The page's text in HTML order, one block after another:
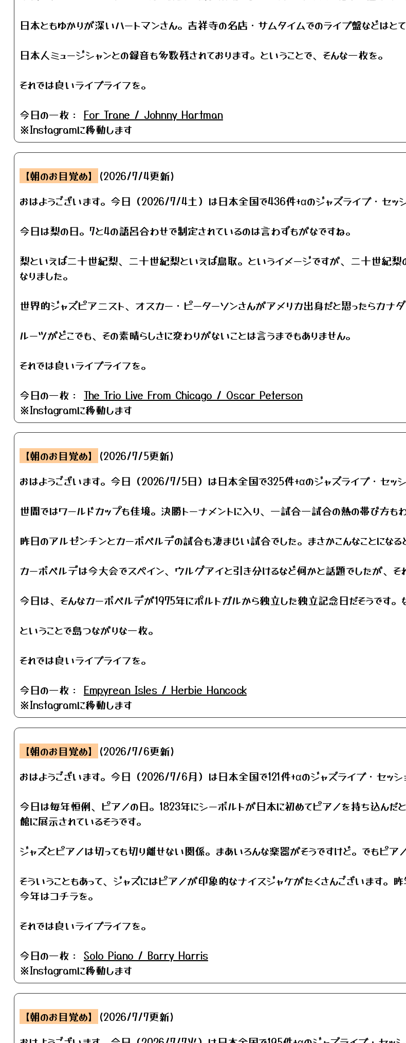
日本ともゆかりが深いハートマンさん。吉祥寺の名店・サムタイムでのライブ盤などはと
日本人ミュージシャンとの録音も多数残されております。ということで、そんな一枚を。
それでは良いライブライフを。
今日の一枚： For Trane / Johnny Hartman
※Instagramに移動します
【朝のお目覚め】
(2026/7/4更新)
おはようございます。今日（2026/7/4土）は日本全国で436件+αのジャズライブ・セッシ
今日は梨の日。7と4の語呂合わせで制定されているのは言わずもがなですね。
梨といえば二十世紀梨、二十世紀梨といえば鳥取。というイメージですが、二十世紀
なりました。
世界的ジャズピアニスト、オスカー・ピーターソンさんがアメリカ出身だと思ったらカナダ
ルーツがどこでも、その素晴らしさに変わりがないことは言うまでもありません。
それでは良いライブライフを。
今日の一枚： The Trio Live From Chicago / Oscar Peterson
※Instagramに移動します
【朝のお目覚め】
(2026/7/5更新)
おはようございます。今日（2026/7/5日）は日本全国で325件+αのジャズライブ・セッシ
世間ではワールドカップも佳境。決勝トーナメントに入り、一試合一試合の熱の帯び方もわ
昨日のアルゼンチンとカーボベルデの試合も凄まじい試合でした。まさかこんなことになる
カーボベルデは今大会でスペイン、ウルグアイと引き分けるなど何かと話題でしたが、そ
今日は、そんなカーボベルデが1975年にポルトガルから独立した独立記念日だそうです。
ということで島つながりな一枚。
それでは良いライブライフを。
今日の一枚： Empyrean Isles / Herbie Hancock
※Instagramに移動します
【朝のお目覚め】
(2026/7/6更新)
おはようございます。今日（2026/7/6月）は日本全国で121件+αのジャズライブ・セッシ
今日は毎年恒例、ピアノの日。1823年にシーボルトが日本に初めてピアノを持ち込んだ
館に展示されているそうです。
ジャズとピアノは切っても切り離せない関係。まあいろんな楽器がそうですけど。でもピア
そういうこともあって、ジャズにはピアノが印象的なナイスジャケがたくさんございます
今年はコチラを。
それでは良いライブライフを。
今日の一枚： Solo Piano / Barry Harris
※Instagramに移動します
【朝のお目覚め】
(2026/7/7更新)